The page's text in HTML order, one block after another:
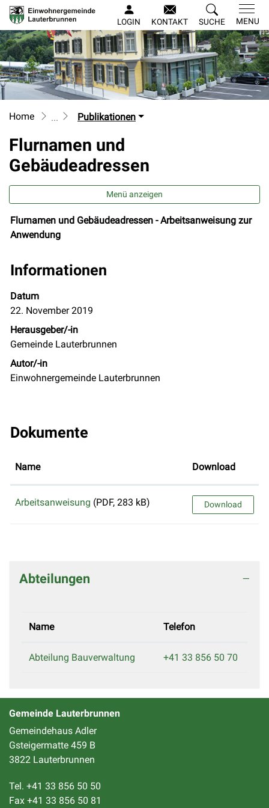
zur Startseite
Direkt zur Hauptnavigation
Direkt zum Inhalt
Direkt zur Suche
Direkt zum Stichwortverzeichnis
Lauterbrunnen
LOGIN KONTAKT SUCHE MENU
Home Publikationen
Flurnamen und
Gebäudeadressen
Menü anzeigen
Flurnamen und Gebäudeadressen - Arbeitsanweisung zur
Anwendung
Informationen
Datum
22. November 2019
Herausgeber/-in
Gemeinde Lauterbrunnen
Autor/-in
Einwohnergemeinde Lauterbrunnen
Dokumente
Name Download
Arbeitsanweisung (PDF, 283 kB) Download
Zugehörige Objekte
Abteilungen
Name Telefon
Abteilung Bauverwaltung +41 33 856 50 70
Gemeinde Lauterbrunnen
Gemeindehaus Adler
Gsteigermatte 459 B
3822 Lauterbrunnen
Tel. +41 33 856 50 50
Fax +41 33 856 50 81